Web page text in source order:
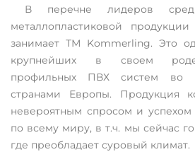
В перечне лидеров
металлопластиковой
занимает ТМ Kommerling. Это
крупнейших в своем роде
профильных ПВХ систем во
странами Европы. Продукция
невероятным спросом и
по всему миру, в т.ч. мы сейчас
где преобладает суровый климат.